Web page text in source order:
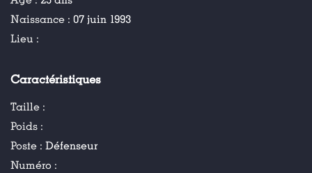
Naissance : 07 juin 1993
Lieu :
Caractéristiques
Taille :
Poids :
Poste : Défenseur
Numéro :